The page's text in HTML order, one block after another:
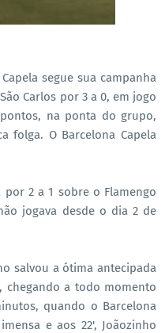
segue sua campanha
Carlos por 3 a 0, em jogo
na ponta do grupo,
folga. O Barcelona Capela
2 a 1 sobre o Flamengo
jogava desde o dia 2 de
salvou a ótima antecipada
chegando a todo momento
quando o Barcelona
e aos 22', Joãozinho